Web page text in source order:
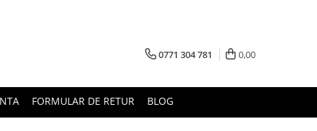
0771 304 781 0,00
FORMULAR DE RETUR BLOG